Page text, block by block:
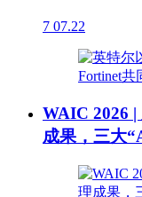
7 07.22
WAIC 2026
成果，三大